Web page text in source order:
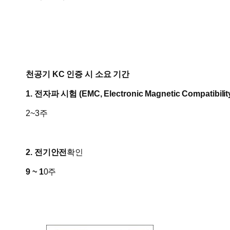
천공기 KC 인증 시 소요 기간
1. 전자파 시험 (EMC, Electronic Magnetic
2~3주
2. 전기안전 확인
9 ~ 10주